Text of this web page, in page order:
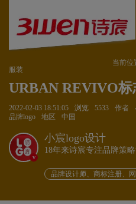
当前位
服装
URBAN REVIVO标
2022-02-03 18:51:05 浏览 5533 作者
品牌logo
地区 中国
v
小宸logo设计
18年来诗宸专注品牌策
品牌设计师、商标注册、